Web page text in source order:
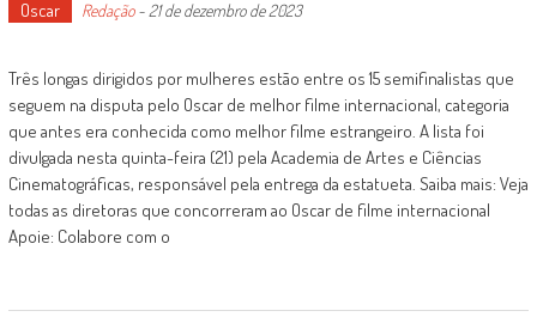
Oscar Redação- 21 de dezembro de 2023
Três longas dirigidos por mulheres estão entre os 15 semifinalistas que
seguem na disputa pelo Oscar de melhor filme internacional, categoria
que antes era conhecida como melhor filme estrangeiro. A lista foi
divulgada nesta quinta-feira (21) pela Academia de Artes e Ciências
Cinematográficas, responsável pela entrega da estatueta. Saiba mais: Veja
todas as diretoras que concorreram ao Oscar de filme internacional
Apoie: Colabore com o